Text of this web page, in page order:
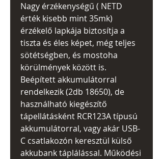
Nagy érzékenységű ( NETD
érték kisebb mint 35mk)
érzékelő lapkája biztosítja a
tiszta és éles képet, még teljes
sötétségben, és mostoha
körülmények között is.
Beépített akkumulátorral
rendelkezik (2db 18650), de
használható kiegészítő
tápellátásként RCR123A típusú
akkumulátorral, vagy akár USB-
C csatlakozón keresztül külső
akkubank táplálással. Működési